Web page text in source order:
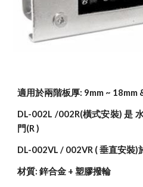
適用於兩階板厚: 9mm ~ 18mm
DL-002L /002R(橫式安裝) 是
門(R )
DL-002VL / 002VR ( 垂直安裝)
材質: 鋅合金 + 塑膠撥輪